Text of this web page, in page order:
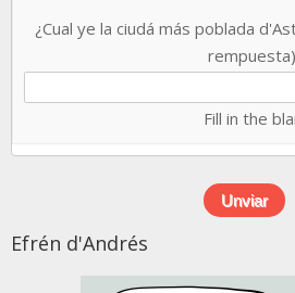
¿Cual ye la ciudá más poblada
rempuesta)
Fill in the
Efrén d'Andrés